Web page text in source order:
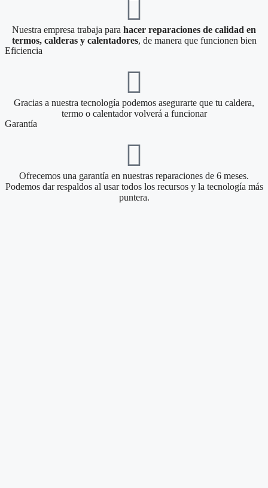
Nuestra empresa trabaja para hacer reparaciones de calidad en
termos, calderas y calentadores, de manera que funcionen bien
Eficiencia
Gracias a nuestra tecnología podemos asegurarte que tu caldera,
termo o calentador volverá a funcionar
Garantía
Ofrecemos una garantía en nuestras reparaciones de 6 meses.
Podemos dar respaldos al usar todos los recursos y la tecnología más
puntera.